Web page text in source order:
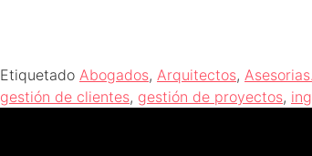
Etiquetado Abogados, Arquitectos,
gestión de clientes, gestión de proyectos,